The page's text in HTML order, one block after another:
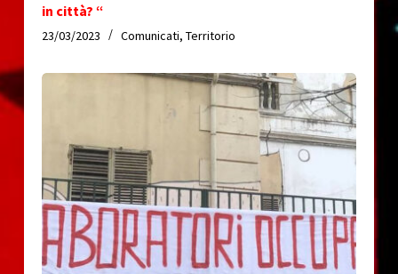
in città? “
23/03/2023 Comunicati, Territorio